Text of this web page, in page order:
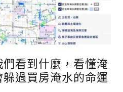
看到什麼，看懂淹
過買房淹水的命運